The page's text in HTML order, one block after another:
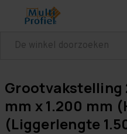
Zoeken
Grootvakstelling
mm x 1.200 mm
(Liggerlengte